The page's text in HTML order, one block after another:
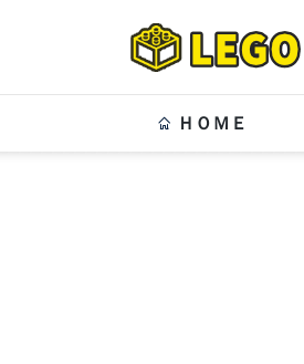
ＨＯＭＥ